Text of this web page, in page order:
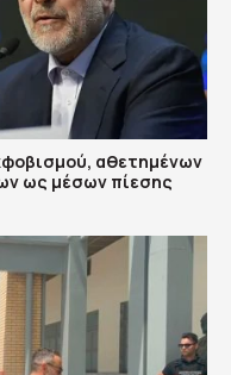
αθετημένων
ως μέσων πίεσης